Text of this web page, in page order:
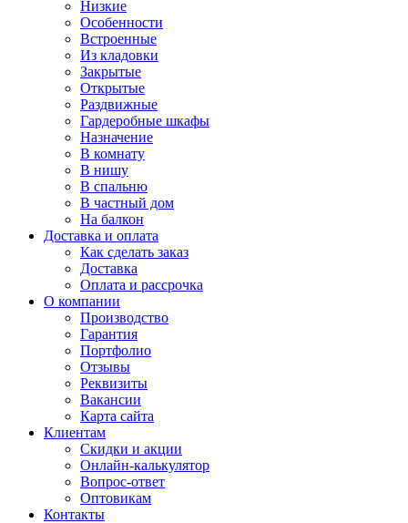
Низкие
Особенности
Встроенные
Из кладовки
Закрытые
Открытые
Раздвижные
Гардеробные шкафы
Назначение
В комнату
В нишу
В спальню
В частный дом
На балкон
Доставка и оплата
Как сделать заказ
Доставка
Оплата и рассрочка
О компании
Производство
Гарантия
Портфолио
Отзывы
Реквизиты
Вакансии
Карта сайта
Клиентам
Скидки и акции
Онлайн-калькулятор
Вопрос-ответ
Оптовикам
Контакты